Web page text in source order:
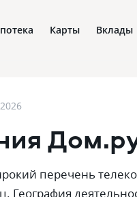
Карты Вклады
перечень
География